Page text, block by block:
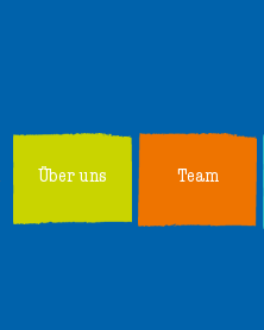
Über uns Team